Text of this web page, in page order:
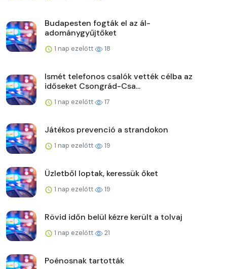
Budapesten fogták el az ál-
adománygyűjtőket
1 nap ezelőtt 18
Ismét telefonos csalók vették célba az
időseket Csongrád-Csa...
1 nap ezelőtt 17
Játékos prevenció a strandokon
1 nap ezelőtt 19
Üzletből loptak, keressük őket
1 nap ezelőtt 19
Rövid időn belül kézre került a tolvaj
1 nap ezelőtt 21
Poénosnak tartották